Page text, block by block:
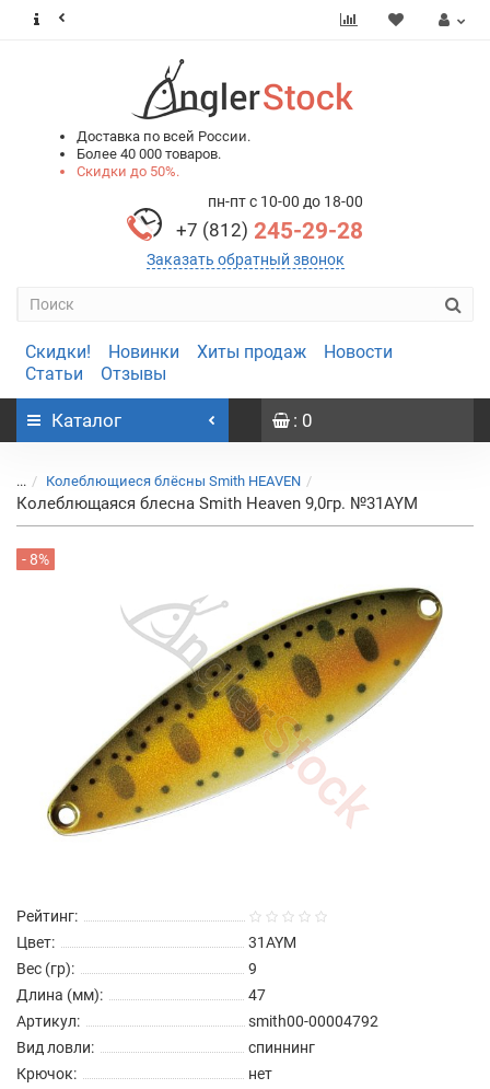
Доставка по всей России.
Более 40 000 товаров.
Скидки до 50%.
пн-пт с 10-00 до 18-00
+7 (812) 245-29-28
Заказать обратный звонок
Скидки! Новинки Хиты продаж
Новости
Статьи
Отзывы
Каталог : 0
... Колеблющиеся блёсны Smith HEAVEN
Колеблющаяся блесна Smith Heaven 9,0гр. №31AYM
- 8%
Рейтинг:
Цвет:
31AYM
Вес (гр):
9
Длина (мм):
47
Артикул:
smith00-00004792
Вид ловли:
спиннинг
Крючок:
нет